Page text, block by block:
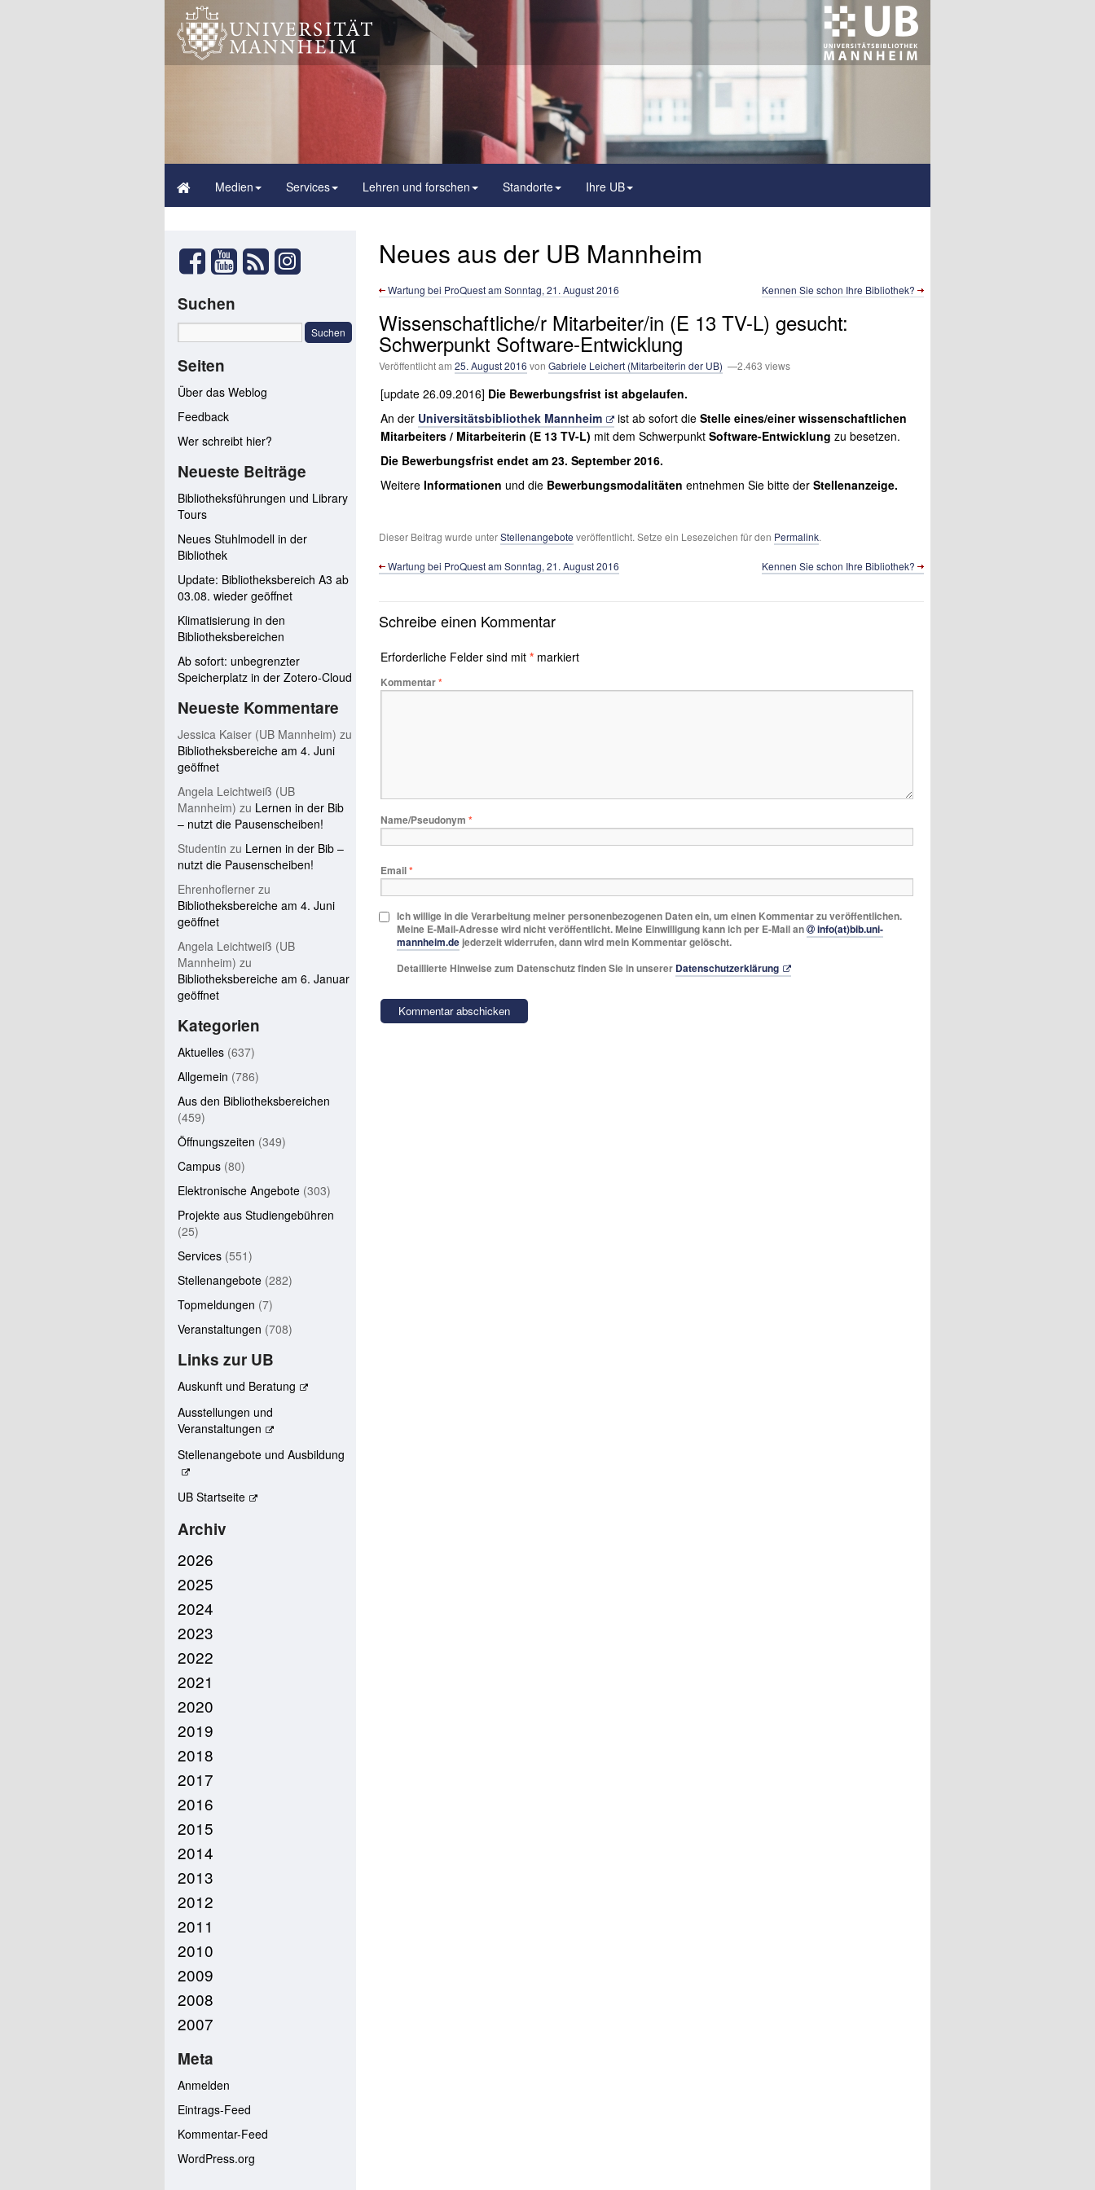
Medien Services Lehren und forschen Standorte Ihre UB
Neues aus der UB Mannheim
Wartung bei ProQuest am Sonntag, 21. August 2016 Kennen Sie schon Ihre Bibliothek?
Wissenschaftliche/r Mitarbeiter/in (E 13 TV-L) gesucht:
Schwerpunkt Software-Entwicklung
Veröffentlicht am 25. August 2016 von Gabriele Leichert (Mitarbeiterin der UB) —2.463 views
[update 26.09.2016] Die Bewerbungsfrist ist abgelaufen.
An der Universitätsbibliothek Mannheim ist ab sofort dieStelle eines/einer wissenschaftlichen
Mitarbeiters / Mitarbeiterin (E 13 TV-L) mit dem SchwerpunktSoftware-Entwicklung zu besetzen.
Die Bewerbungsfrist endet am 23. September 2016.
WeitereInformationen und die Bewerbungsmodalitäten entnehmen Sie bitte derStellenanzeige.
Dieser Beitrag wurde unterStellenangebote veröffentlicht. Setze ein Lesezeichen für den Permalink.
Wartung bei ProQuest am Sonntag, 21. August 2016 Kennen Sie schon Ihre Bibliothek?
Schreibe einen Kommentar
Erforderliche Felder sind mit* markiert
Kommentar*
Name/Pseudonym*
Email*
Ich willige in die Verarbeitung meiner personenbezogenen Daten ein, um einen Kommentar zu veröffentlichen.
Meine E-Mail-Adresse wird nicht veröffentlicht. Meine Einwilligung kann ich per E-Mail an
info(at)bib.uni-
mannheim.de jederzeit widerrufen, dann wird mein Kommentar gelöscht.
Detaillierte Hinweise zum Datenschutz finden Sie in unserer Datenschutzerklärung
Suchen
Seiten
Über das Weblog
Feedback
Wer schreibt hier?
Neueste Beiträge
Bibliotheksführungen und Library
Tours
Neues Stuhlmodell in der
Bibliothek
Update: Bibliotheksbereich A3 ab
03.08. wieder geöffnet
Klimatisierung in den
Bibliotheksbereichen
Ab sofort: unbegrenzter
Speicherplatz in der Zotero-Cloud
Neueste Kommentare
Jessica Kaiser (UB Mannheim) zu
Bibliotheksbereiche am 4. Juni
geöffnet
Angela Leichtweiß (UB
Mannheim) zu Lernen in der Bib
– nutzt die Pausenscheiben!
Studentin zu Lernen in der Bib –
nutzt die Pausenscheiben!
Ehrenhoflerner zu
Bibliotheksbereiche am 4. Juni
geöffnet
Angela Leichtweiß (UB
Mannheim) zu
Bibliotheksbereiche am 6. Januar
geöffnet
Kategorien
Aktuelles (637)
Allgemein (786)
Aus den Bibliotheksbereichen
(459)
Öffnungszeiten (349)
Campus (80)
Elektronische Angebote (303)
Projekte aus Studiengebühren
(25)
Services (551)
Stellenangebote (282)
Topmeldungen (7)
Veranstaltungen (708)
Links zur UB
Auskunft und Beratung
Ausstellungen und
Veranstaltungen
Stellenangebote und Ausbildung
UB Startseite
Archiv
2026
2025
2024
2023
2022
2021
2020
2019
2018
2017
2016
2015
2014
2013
2012
2011
2010
2009
2008
2007
Meta
Anmelden
Eintrags-Feed
Kommentar-Feed
WordPress.org